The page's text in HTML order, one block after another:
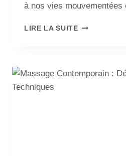
à nos vies
LIRE LA SUITE